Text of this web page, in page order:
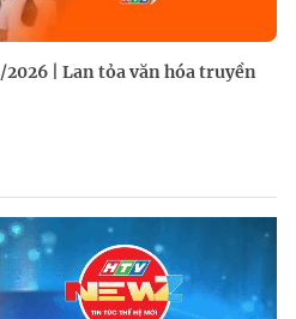
| Lan tỏa văn hóa truyền